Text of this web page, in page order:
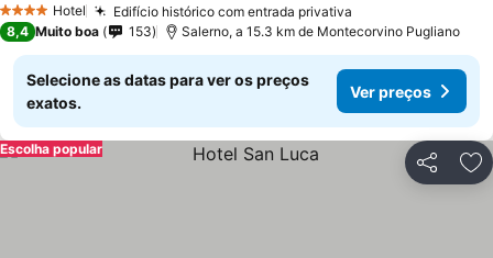
4 EstrelasHotel Edifício histórico com entrada privativa
8,4 Muito boa 153 Salerno, a 15.3 km de Montecorvino Pugliano
Selecione as datas para ver os preços
exatos.
Ver preços
Partilhar
Escolha popular